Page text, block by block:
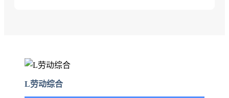
L劳动综合